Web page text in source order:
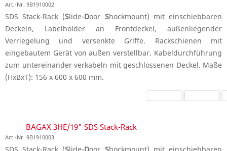
Art.-Nr. 9B1910002
SDS Stack-Rack (Slide-Door Shockmount) mit einschiebbaren
Deckeln, Labelholder an Frontdeckel, außenliegender
Verriegelung und versenkte Griffe. Rackschienen mit
eingebautem Gerät von außen verstellbar. Kabeldurchführung
zum untereinander verkabeln mit geschlossenen Deckel. Maße
(HxBxT): 156 x 600 x 600 mm.
BAGAX 3HE/19" SDS Stack-Rack
Art.-Nr. 9B1910003